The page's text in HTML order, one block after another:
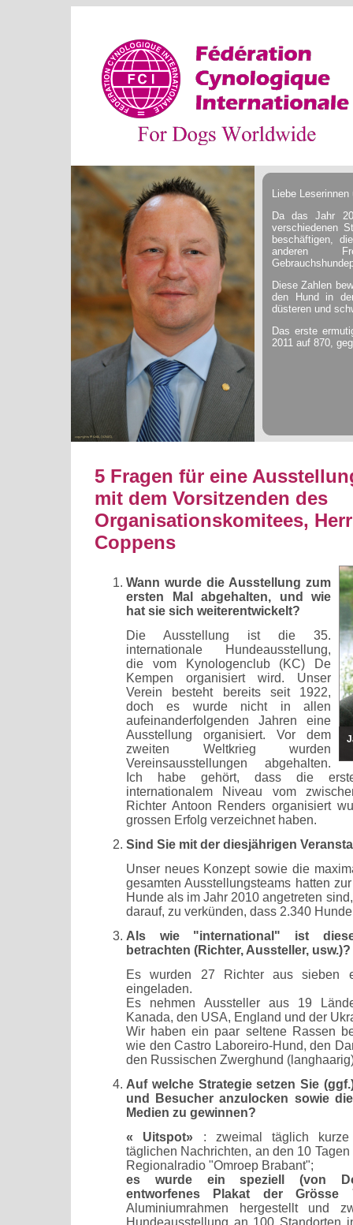
Liebe Leserinnen
Da das Jahr
verschiedenen
beschäftigen,
anderen
Diese Zahlen
den Hund in
düsteren und
Das erste
2011 auf 870,
5 Fragen für eine
mit dem Vorsitzenden des
Organisationskomitees,
Coppens
Wann wurde die Ausstellung zum
ersten Mal abgehalten, und wie
hat sie sich weiterentwickelt?
Die Ausstellung ist die 35.
internationale Hundeausstellung,
die vom Kynologenclub (KC) De
Kempen organisiert wird. Unser
Verein besteht bereits seit 1922,
doch es wurde nicht in allen
aufeinanderfolgenden Jahren eine
Ausstellung organisiert. Vor dem
zweiten Weltkrieg wurden
Vereinsausstellungen abgehalten.
Ich habe gehört, dass die
internationalem Niveau vom
Richter Antoon Renders organisiert
grossen Erfolg verzeichnet haben.
Sind Sie mit der diesjährigen
Unser neues Konzept sowie die
gesamten Ausstellungsteams hatten
Hunde als im Jahr 2010 angetreten
darauf, zu verkünden, dass 2.340
Als wie "international" ist
betrachten (Richter, Aussteller, usw.)?
Es wurden 27 Richter aus sieben
eingeladen.
Es nehmen Aussteller aus 19
Kanada, den USA, England und der
Wir haben ein paar seltene Rassen
wie den Castro Laboreiro-Hund, den
den Russischen Zwerghund
Auf welche Strategie setzen Sie
und Besucher anzulocken sowie
Medien zu gewinnen?
« Uitspot» : zweimal täglich
täglichen Nachrichten, an den 10
Regionalradio "Omroep Brabant";
es wurde ein speziell (von
entworfenes Plakat der
Aluminiumrahmen hergestellt und
Hundeausstellung an 100 Standorten